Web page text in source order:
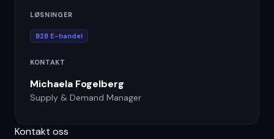
LØSNINGER
B2B E-handel
KONTAKT
Michaela Fogelberg
Supply & Demand Manager
Kontakt oss